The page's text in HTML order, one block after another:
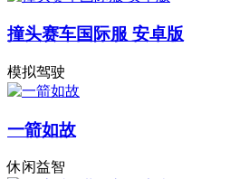
撞头赛车国际服 安卓版
模拟驾驶
一箭如故
休闲益智